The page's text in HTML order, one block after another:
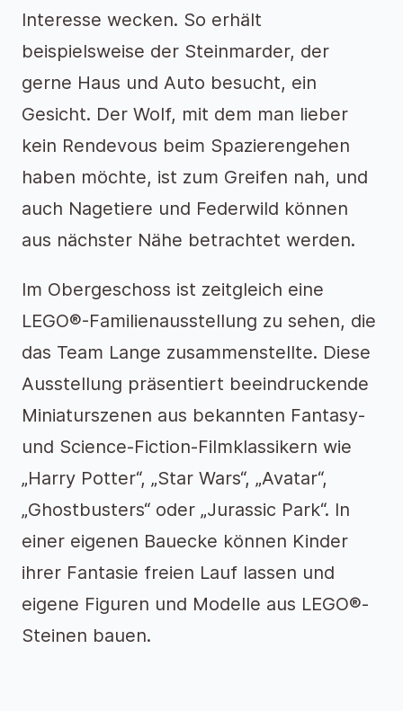
Interesse wecken. So erhält
beispielsweise der Steinmarder, der
gerne Haus und Auto besucht, ein
Gesicht. Der Wolf, mit dem man lieber
kein Rendevous beim Spazierengehen
haben möchte, ist zum Greifen nah, und
auch Nagetiere und Federwild können
aus nächster Nähe betrachtet werden.
Im Obergeschoss ist zeitgleich eine
LEGO®-Familienausstellung zu sehen, die
das Team Lange zusammenstellte. Diese
Ausstellung präsentiert beeindruckende
Miniaturszenen aus bekannten Fantasy-
und Science-Fiction-Filmklassikern wie
„Harry Potter“, „Star Wars“, „Avatar“,
„Ghostbusters“ oder „Jurassic Park“. In
einer eigenen Bauecke können Kinder
ihrer Fantasie freien Lauf lassen und
eigene Figuren und Modelle aus LEGO®-
Steinen bauen.